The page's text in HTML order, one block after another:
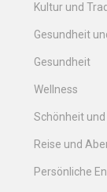
Kultur und
Gesundheit
Gesundheit
Wellness
Schönheit
Reise und
Persönliche